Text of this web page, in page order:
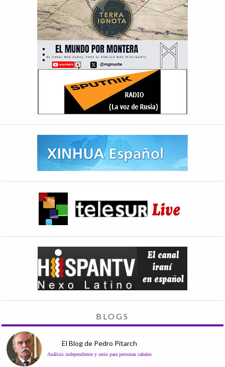
BLOGS
El Blog de Pedro Pitarch
Análisis independiente y serio para personas cabales